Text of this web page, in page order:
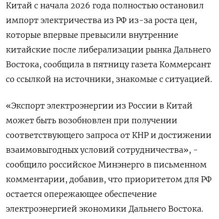
Китай с начала 2026 года полностью остановил
импорт электричества из РФ из-за роста цен,
которые впервые превысили внутренние
китайские после либерализации рынка Дальнего
Востока, сообщила в пятницу газета ⁠Коммерсант
со ссылкой на источники, знакомые ​с ситуацией.
«Экспорт электроэнергии из России ⁠в Китай
может быть возобновлен при получении
соответствующего запроса от КНР и достижении
взаимовыгодных условий сотрудничества», -
сообщило российское ⁠Минэнерго в письменном
комментарии, добавив, что приоритетом для РФ
остается опережающее обеспечение
электроэнергией экономики Дальнего Востока.